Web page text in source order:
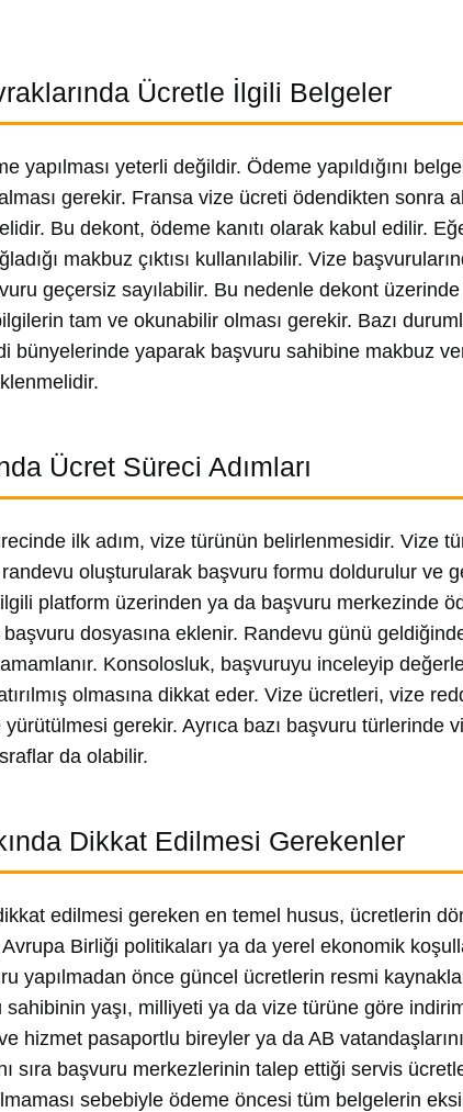
Ücretle İlgili Belgeler
yapılması yeterli değildir. Ödeme yapıldığını
gerekir. Fransa vize ücreti ödendikten sonra
Bu dekont, ödeme kanıtı olarak kabul edilir.
makbuz çıktısı kullanılabilir. Vize
geçersiz sayılabilir. Bu nedenle dekont
tam ve okunabilir olması gerekir. Bazı
bünyelerinde yaparak başvuru sahibine makbuz
Ücret Süreci Adımları
ilk adım, vize türünün belirlenmesidir. Vize
oluşturularak başvuru formu doldurulur ve
platform üzerinden ya da başvuru merkezinde
başvuru dosyasına eklenir. Randevu günü
Konsolosluk, başvuruyu inceleyip
olmasına dikkat eder. Vize ücretleri, vize
gerekir. Ayrıca bazı başvuru türlerinde
da olabilir.
Dikkat Edilmesi Gerekenler
edilmesi gereken en temel husus, ücretlerin
Birliği politikaları ya da yerel ekonomik
yapılmadan önce güncel ücretlerin resmi
yaşı, milliyeti ya da vize türüne göre
hizmet pasaportlu bireyler ya da AB
sıra başvuru merkezlerinin talep ettiği servis
sebebiyle ödeme öncesi tüm belgelerin